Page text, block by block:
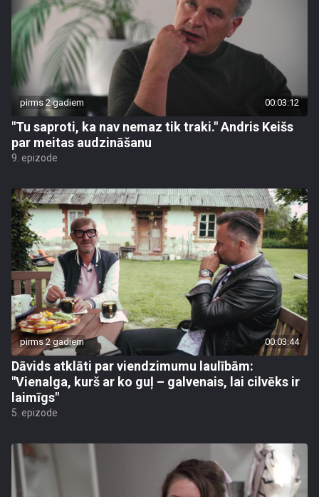
pirms 2 gadiem 00:03:12
"Tu saproti, ka nav nemaz tik traki." Andris Keišs
par meitas audzināšanu
9. epizode
pirms 2 gadiem 00:03:44
Dāvids atklāti par viendzimumu laulībām:
"Vienalga, kurš ar ko guļ – galvenais, lai cilvēks ir
laimīgs"
5. epizode